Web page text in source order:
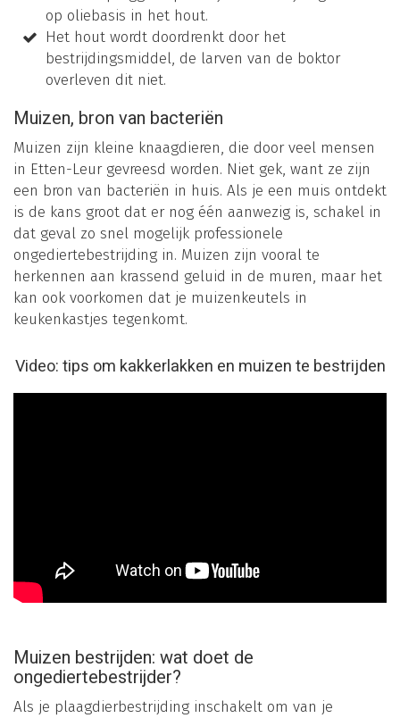
op oliebasis in het hout.
Het hout wordt doordrenkt door het
bestrijdingsmiddel, de larven van de boktor
overleven dit niet.
Muizen, bron van bacteriën
Muizen zijn kleine knaagdieren, die door veel mensen
in Etten-Leur gevreesd worden. Niet gek, want ze zijn
een bron van bacteriën in huis. Als je een muis ontdekt
is de kans groot dat er nog één aanwezig is, schakel in
dat geval zo snel mogelijk professionele
ongediertebestrijding in. Muizen zijn vooral te
herkennen aan krassend geluid in de muren, maar het
kan ook voorkomen dat je muizenkeutels in
keukenkastjes tegenkomt.
Video: tips om kakkerlakken en muizen te bestrijden
Muizen bestrijden: wat doet de
ongediertebestrijder?
Als je plaagdierbestrijding inschakelt om van je